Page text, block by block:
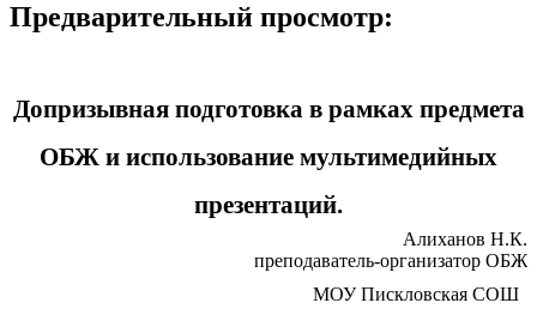
Предварительный просмотр:
Допризывная подготовка в рамках предмета
ОБЖ и использование мультимедийных
презентаций.
Алиханов Н.К.
преподаватель-организатор ОБЖ
МОУ Пискловская СОШ